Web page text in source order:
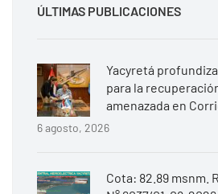
ÚLTIMAS PUBLICACIONES
Yacyretá
para la
amenazada en
6 agosto, 2026
Cota: 82.89 msnm.